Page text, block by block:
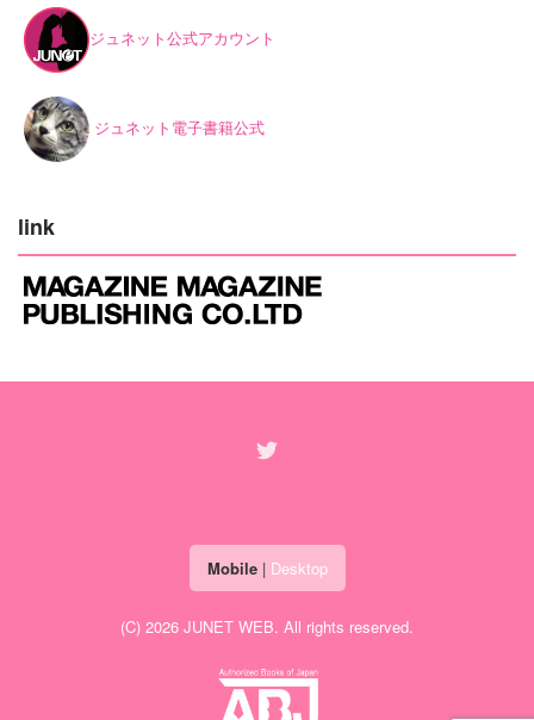
ジュネット公式アカウント
ジュネット電子書籍公式
link
Mobile| Desktop
(C) 2026 JUNET WEB. All rights reserved.